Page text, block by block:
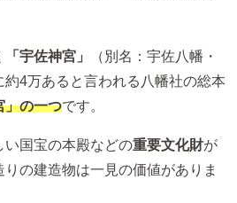
「宇佐神宮」
（別名：宇佐八幡・
4万あると言われる八幡社の総本
」の一つです。
い国宝の本殿などの重要文化財が
の建造物は一見の価値がありま